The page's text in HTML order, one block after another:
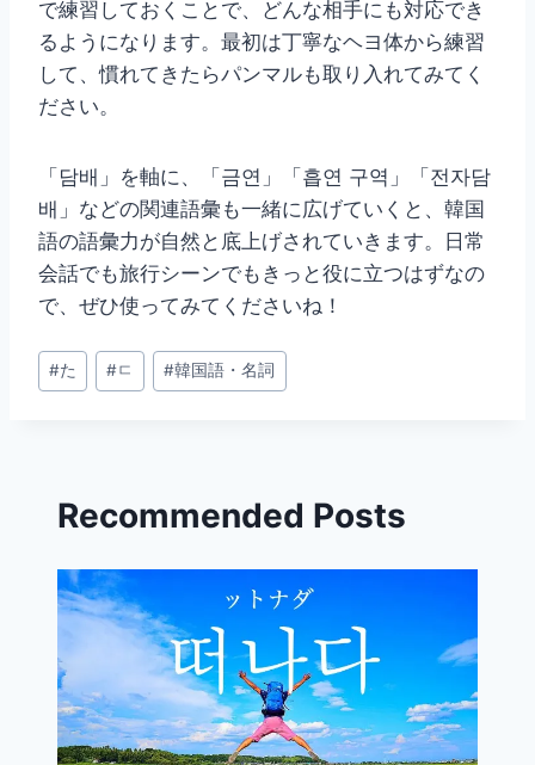
で練習しておくことで、どんな相手にも対応でき
るようになります。最初は丁寧なヘヨ体から練習
して、慣れてきたらパンマルも取り入れてみてく
ださい。
「담배」を軸に、「금연」「흡연 구역」「전자담
배」などの関連語彙も一緒に広げていくと、韓国
語の語彙力が自然と底上げされていきます。日常
会話でも旅行シーンでもきっと役に立つはずなの
で、ぜひ使ってみてくださいね！
投
稿
#た #ㄷ #韓国語・名詞
Recommended Posts